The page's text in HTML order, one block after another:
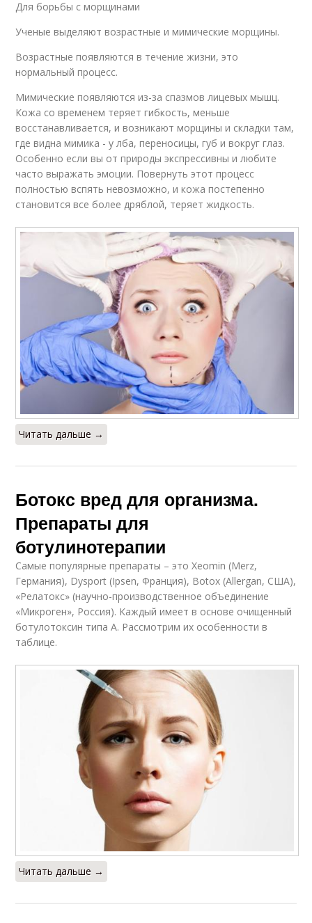
Для борьбы с морщинами
Ученые выделяют возрастные и мимические морщины.
Возрастные появляются в течение жизни, это
нормальный процесс.
Мимические появляются из-за спазмов лицевых мышц.
Кожа со временем теряет гибкость, меньше
восстанавливается, и возникают морщины и складки там,
где видна мимика - у лба, переносицы, губ и вокруг глаз.
Особенно если вы от природы экспрессивны и любите
часто выражать эмоции. Повернуть этот процесс
полностью вспять невозможно, и кожа постепенно
становится все более дряблой, теряет жидкость.
Читать дальше →
Ботокс вред для организма.
Препараты для
ботулинотерапии
Самые популярные препараты – это Xeomin (Merz,
Германия), Dysport (Ipsen, Франция), Botox (Allergan, США),
«Релатокс» (научно-производственное объединение
«Микроген», Россия). Каждый имеет в основе очищенный
ботулотоксин типа А. Рассмотрим их особенности в
таблице.
Читать дальше →